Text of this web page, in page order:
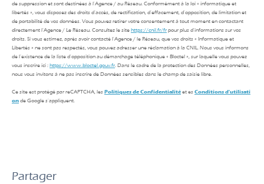
de suppression et sont destinées à l'Agence / au Réseau. Conformément à la loi « informatique et
libertés », vous disposez des droits d’accès, de rectification, d’effacement, d’opposition, de limitation et
de portabilité de vos données. Vous pouvez retirer votre consentement à tout moment en contactant
directement l’Agence / Le Réseau. Consultez le site https://cnil.fr/fr pour plus d’informations sur vos
droits. Si vous estimez, après avoir contacté l'Agence / le Réseau, que vos droits « Informatique et
Libertés » ne sont pas respectés, vous pouvez adresser une réclamation à la CNIL. Nous vous informons
de l’existence de la liste d'opposition au démarchage téléphonique « Bloctel », sur laquelle vous pouvez
vous inscrire ici : https://www.bloctel.gouv.fr. Dans le cadre de la protection des Données personnelles,
nous vous invitons à ne pas inscrire de Données sensibles dans le champ de saisie libre.
Ce site est protégé par reCAPTCHA, les Politiques de Confidentialité et es Conditions d'utilisati
on de Google s'appliquent.
partager